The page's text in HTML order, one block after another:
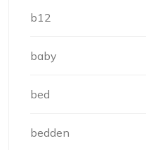
b12
baby
bed
bedden